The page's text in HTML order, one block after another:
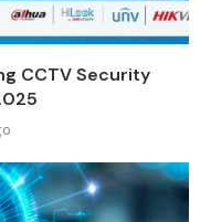
CCTV Security